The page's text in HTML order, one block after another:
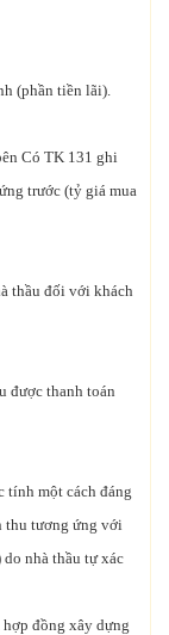
tiền lãi).
Có TK 131 ghi
trước (tỷ giá mua
thầu đối với khách
được thanh toán
tính một cách đáng
thu tương ứng với
nhà thầu tự xác
đồng xây dựng